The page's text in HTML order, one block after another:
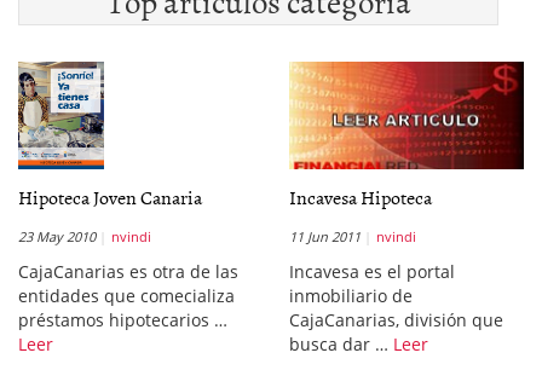
Hipoteca Joven Canaria
23 May 2010 nvindi
CajaCanarias es otra de las
entidades que comecializa
préstamos hipotecarios …
Leer
Incavesa Hipoteca
11 Jun 2011 nvindi
Incavesa es el portal
inmobiliario de
CajaCanarias, división que
busca dar … Leer